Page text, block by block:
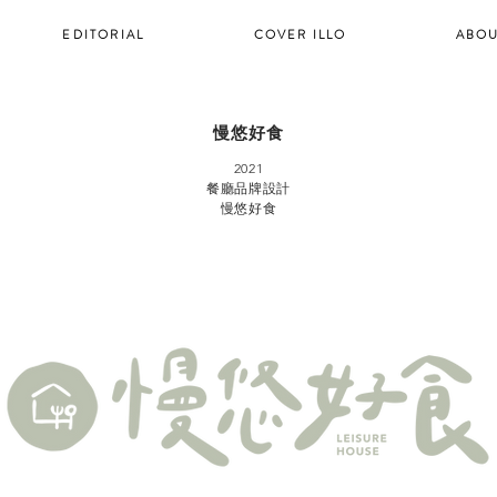
EDITORIAL COVER ILLO
慢悠好食
2021
餐廳品牌設計
​慢悠好食